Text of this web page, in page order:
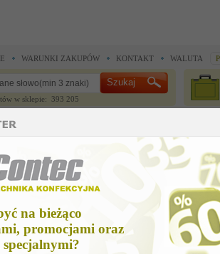
na bieżąco
promocjami oraz
WARUNKI ZAKUPÓW KONTAKT WALUTA
w sklepie: 393 205
ZAMIENNE
>Części zamienne do noży krojczych > podkladka